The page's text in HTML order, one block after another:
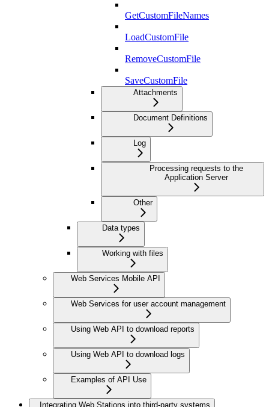
GetCustomFileNames
LoadCustomFile
RemoveCustomFile
SaveCustomFile
Attachments
Document Definitions
Log
Processing requests to the
Application Server
Other
Data types
Working with files
Web Services Mobile API
Web Services for user account management
Using Web API to download reports
Using Web API to download logs
Examples of API Use
Integrating Web Stations into third-party systems